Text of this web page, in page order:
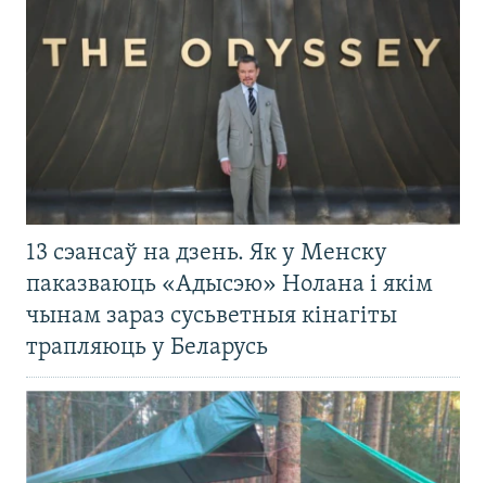
13 сэансаў на дзень. Як у Менску
паказваюць «Адысэю» Нолана і якім
чынам зараз сусьветныя кінагіты
трапляюць у Беларусь